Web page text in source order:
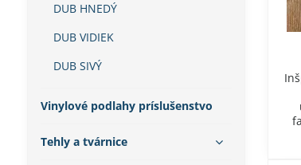
DUB HNEDÝ
DUB VIDIEK
DUB SIVÝ
Vinylové podlahy príslušenstvo
Tehly a tvárnice